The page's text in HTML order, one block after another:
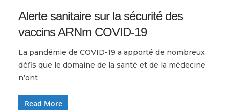
Alerte sanitaire sur la sécurité des
vaccins ARNm COVID-19
La pandémie de COVID-19 a apporté de nombreux
défis que le domaine de la santé et de la médecine
n’ont
Read More